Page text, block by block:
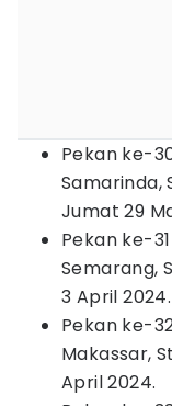
Pekan ke-
Samarinda,
Jumat 29
Pekan ke-
Semarang,
3 April 2024.
Pekan ke-
Makassar,
April 2024.